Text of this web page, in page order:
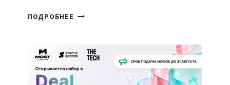
ПОДРОБНЕЕ ОТ
АЛМАТЫ:
AI